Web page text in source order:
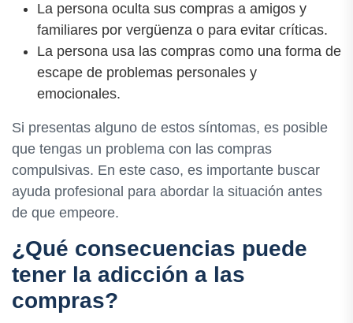
La persona oculta sus compras a amigos y
familiares por vergüenza o para evitar críticas.
La persona usa las compras como una forma de
escape de problemas personales y
emocionales.
Si presentas alguno de estos síntomas, es posible
que tengas un problema con las compras
compulsivas. En este caso, es importante buscar
ayuda profesional para abordar la situación antes
de que empeore.
¿Qué consecuencias puede
tener la adicción a las
compras?